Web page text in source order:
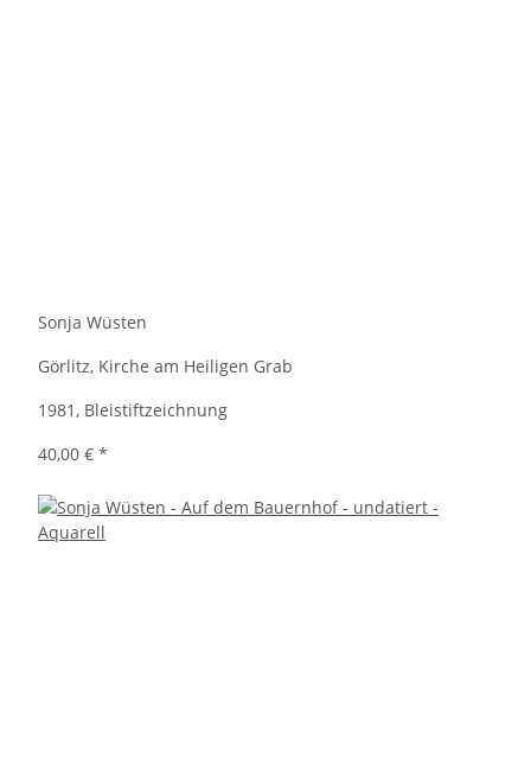
Sonja Wüsten
Görlitz, Kirche am Heiligen Grab
1981, Bleistiftzeichnung
40,00 € *